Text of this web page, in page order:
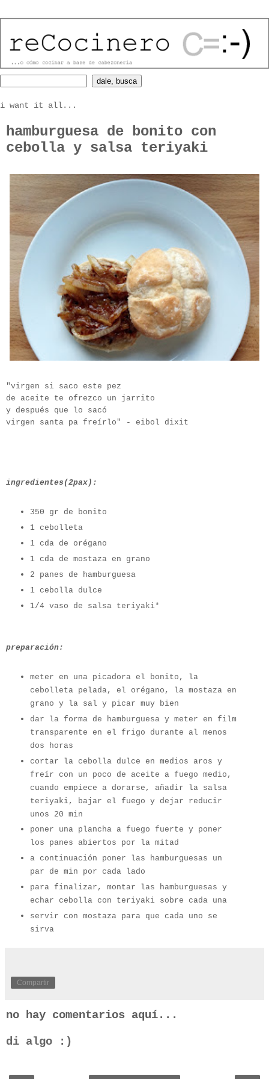
i want it all...
hamburguesa de bonito con
cebolla y salsa teriyaki
"virgen si saco este pez
de aceite te ofrezco un jarrito
y después que lo sacó
virgen santa pa freírlo" - eibol dixit
ingredientes(2pax):
350 gr de bonito
1 cebolleta
1 cda de orégano
1 cda de mostaza en grano
2 panes de hamburguesa
1 cebolla dulce
1/4 vaso de salsa teriyaki*
preparación:
meter en una picadora el bonito, la
cebolleta pelada, el orégano, la mostaza en
grano y la sal y picar muy bien
dar la forma de hamburguesa y meter en film
transparente en el frigo durante al menos
dos horas
cortar la cebolla dulce en medios aros y
freír con un poco de aceite a fuego medio,
cuando empiece a dorarse, añadir la salsa
teriyaki, bajar el fuego y dejar reducir
unos 20 min
poner una plancha a fuego fuerte y poner
los panes abiertos por la mitad
a continuación poner las hamburguesas un
par de min por cada lado
para finalizar, montar las hamburguesas y
echar cebolla con teriyaki sobre cada una
servir con mostaza para que cada uno se
sirva
Compartir
no hay comentarios aquí...
di algo :)